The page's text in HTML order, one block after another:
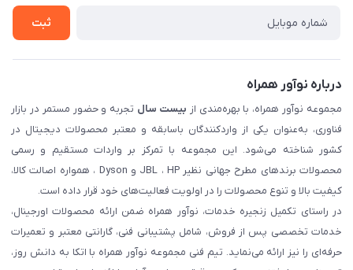
ثبت شکایت
ثبت
درباره نوآور همراه
مجموعه نوآور همراه، با بهره‌مندی از بیست سال تجربه و حضور مستمر در بازار
فناوری، به‌عنوان یکی از واردکنندگان باسابقه و معتبر محصولات دیجیتال در
کشور شناخته می‌شود. این مجموعه با تمرکز بر واردات مستقیم و رسمی
محصولات برندهای مطرح جهانی نظیر JBL ، HP و Dyson ، همواره اصالت کالا،
کیفیت بالا و تنوع محصولات را در اولویت فعالیت‌های خود قرار داده است.
در راستای تکمیل زنجیره خدمات، نوآور همراه ضمن ارائه محصولات اورجینال،
خدمات تخصصی پس از فروش، شامل پشتیبانی فنی، گارانتی معتبر و تعمیرات
حرفه‌ای را نیز ارائه می‌نماید. تیم فنی مجموعه نوآور همراه با اتکا به دانش روز،